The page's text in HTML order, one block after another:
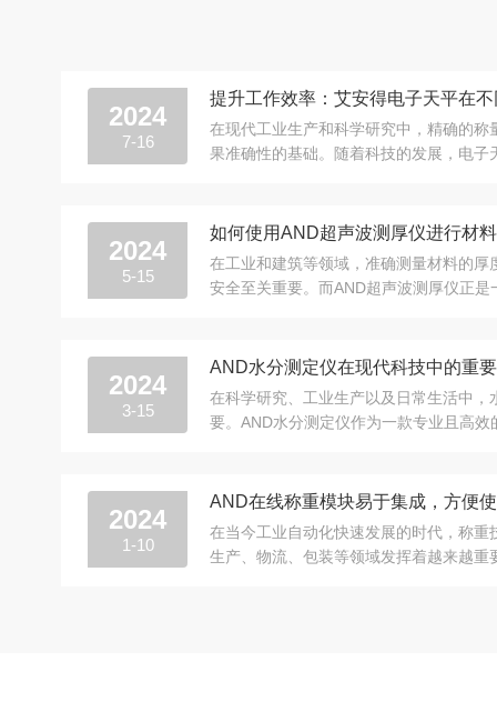
2024
7-16
提升工作效率：艾安得电子天平在
在现代工业生产和科学研究中，精确的称
果准确性的基础。随着科技的发展，电子
2024
5-15
如何使用AND超声波测厚仪进行材
在工业和建筑等领域，准确测量材料的厚
安全至关重要。而AND超声波测厚仪正
2024
3-15
AND水分测定仪在现代科技中的重
在科学研究、工业生产以及日常生活中，
要。AND水分测定仪作为一款专业且高
2024
1-10
AND在线称重模块易于集成，方便
在当今工业自动化快速发展的时代，称重
生产、物流、包装等领域发挥着越来越重